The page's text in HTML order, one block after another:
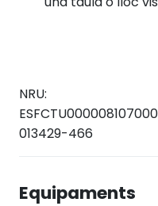
NRU:
013429-466
Equipaments